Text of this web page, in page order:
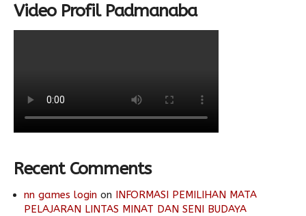
Video Profil Padmanaba
Recent Comments
nn games login on INFORMASI PEMILIHAN MATA
PELAJARAN LINTAS MINAT DAN SENI BUDAYA